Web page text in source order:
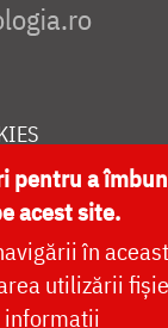
pentru a
acest site.
în
utilizării
informații